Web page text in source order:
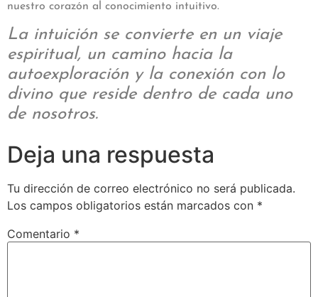
nuestro corazón al conocimiento intuitivo.
La intuición se convierte en un viaje
espiritual, un camino hacia la
autoexploración y la conexión con lo
divino que reside dentro de cada uno
de nosotros.
Deja una respuesta
Tu dirección de correo electrónico no será publicada.
Los campos obligatorios están marcados con *
Comentario *